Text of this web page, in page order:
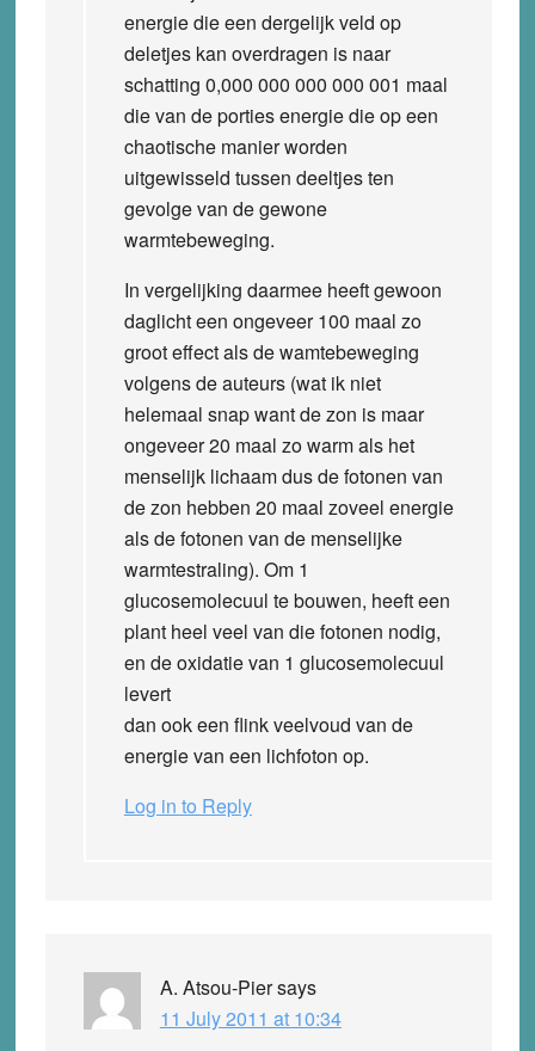
energie die een dergelijk veld op
deletjes kan overdragen is naar
schatting 0,000 000 000 000 001 maal
die van de porties energie die op een
chaotische manier worden
uitgewisseld tussen deeltjes ten
gevolge van de gewone
warmtebeweging.
In vergelijking daarmee heeft gewoon
daglicht een ongeveer 100 maal zo
groot effect als de wamtebeweging
volgens de auteurs (wat ik niet
helemaal snap want de zon is maar
ongeveer 20 maal zo warm als het
menselijk lichaam dus de fotonen van
de zon hebben 20 maal zoveel energie
als de fotonen van de menselijke
warmtestraling). Om 1
glucosemolecuul te bouwen, heeft een
plant heel veel van die fotonen nodig,
en de oxidatie van 1 glucosemolecuul
levert
dan ook een flink veelvoud van de
energie van een lichfoton op.
Log in to Reply
A. Atsou-Piersays
11 July 2011 at 10:34